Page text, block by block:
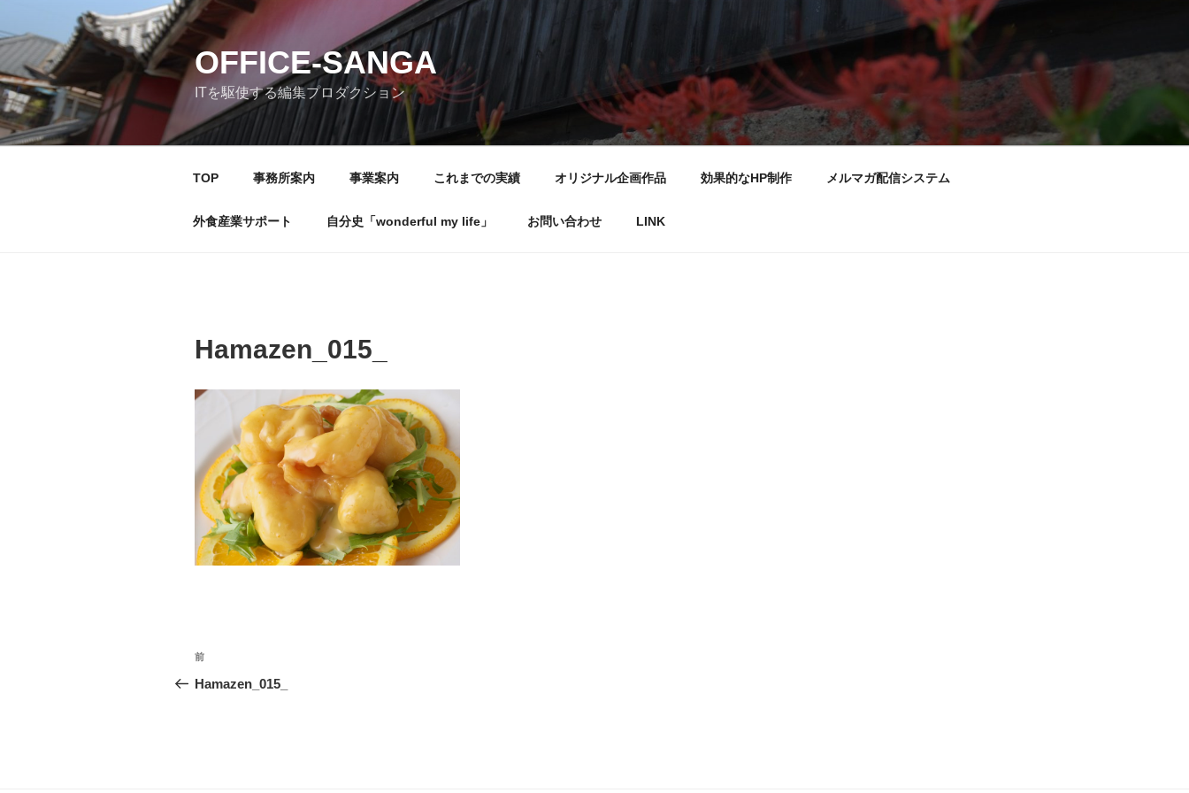
ン
テ
ン
ツ
へ
ス
OFFICE-SANGA
ITを駆使する編集プロダクション
TOP 事務所案内 事業案内 これまでの実績 オリジナル企画作品 効果的なHP制作 メルマガ配信システム
外食産業サポート 自分史「wonderful my life」 お問い合わせ LINK
Hamazen_015_
投
稿
前
の
前
Hamazen_015_